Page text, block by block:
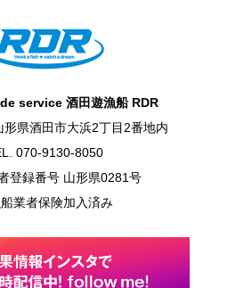
service 酒田遊漁船 RDR
県酒田市大浜2丁目2番地内
070-9130-8050
登録番号 山形県0281号
業者保険加入済み